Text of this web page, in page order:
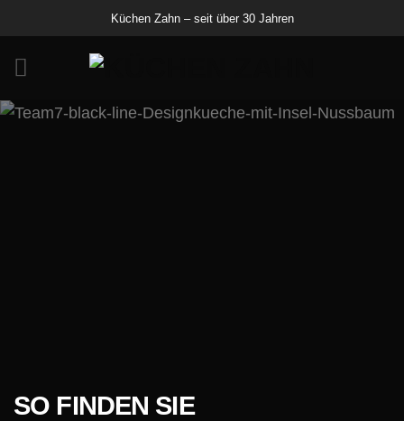
Inhalt
springen
Küchen Zahn – seit über 30 Jahren
SO FINDEN SIE